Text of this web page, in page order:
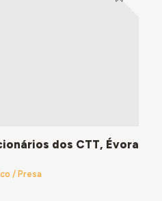
dos CTT, Évora
/ Presa